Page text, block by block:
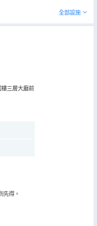
全部設施
三層大廳前
先得。